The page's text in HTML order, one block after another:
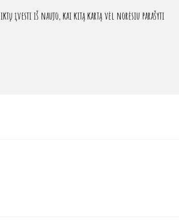
įvesti iš naujo, kai kitą kartą vėl norėsiu parašyti